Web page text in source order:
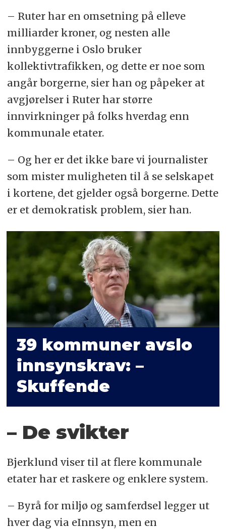
– Ruter har en omsetning på elleve
milliarder kroner, og nesten alle
innbyggerne i Oslo bruker
kollektivtrafikken, og dette er noe som
angår borgerne, sier han og påpeker at
avgjørelser i Ruter har større
innvirkninger på folks hverdag enn
kommunale etater.
– Og her er det ikke bare vi journalister
som mister muligheten til å se selskapet
i kortene, det gjelder også borgerne. Dette
er et demokratisk problem, sier han.
39 kommuner avslo
innsynskrav: –
Skuffende
– De svikter
Bjerklund viser til at flere kommunale
etater har et raskere og enklere system.
– Byrå for miljø og samferdsel legger ut
hver dag via eInnsyn, men en